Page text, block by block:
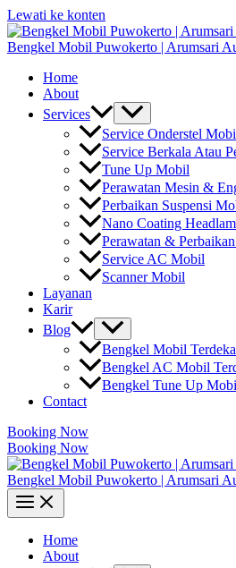
Lewati ke konten
Bengkel Mobil Puwokerto | Arumsari
Home
About
Services
Service Onderstel
Service Berkala Atau
Tune Up Mobil
Perawatan Mesin &
Perbaikan Suspensi
Nano Coating
Perawatan &
Service AC Mobil
Scanner Mobil
Layanan
Karir
Blog
Bengkel Mobil
Bengkel AC Mobil
Bengkel Tune Up
Contact
Booking Now
Booking Now
Bengkel Mobil Puwokerto | Arumsari
Home
About